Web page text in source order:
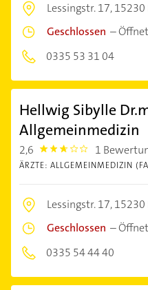
Lessingstr. 17,15230
Geschlossen –
0335 53 31 04
Hellwig Sibylle
Allgemeinmedizin
2,6 2.6000001 1
ÄRZTE: ALLGEMEINMEDIZIN
Lessingstr. 17,15230
Geschlossen –
0335 54 44 40